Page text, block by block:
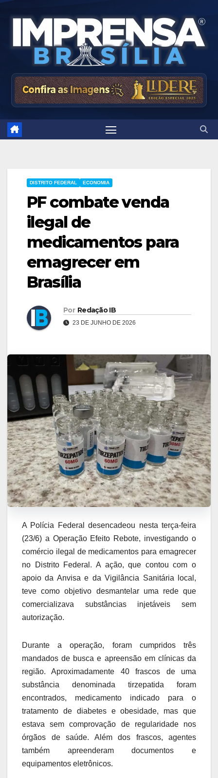
DISTRITO FEDERAL ECONOMIA
PF combate venda
ilegal de
medicamentos para
emagrecer em
Brasília
Por Redação IB
23 DE JUNHO DE 2026
A Polícia Federal desencadeou nesta terça-feira
(23/6) a Operação Efeito Rebote, investigando o
comércio ilegal de medicamentos para emagrecer
no Distrito Federal. A ação, que contou com o
apoio da Anvisa e da Vigilância Sanitária local,
teve como objetivo desmantelar uma rede que
comercializava substâncias injetáveis sem
autorização.
Durante a operação, foram cumpridos três
mandados de busca e apreensão em clínicas da
região. Aproximadamente 40 frascos de uma
substância denominada tirzepatida foram
encontrados, medicamento indicado para o
tratamento de diabetes e obesidade, mas que
estava sem comprovação de regularidade nos
órgãos de saúde. Além dos frascos, agentes
também apreenderam documentos e
equipamentos eletrônicos.